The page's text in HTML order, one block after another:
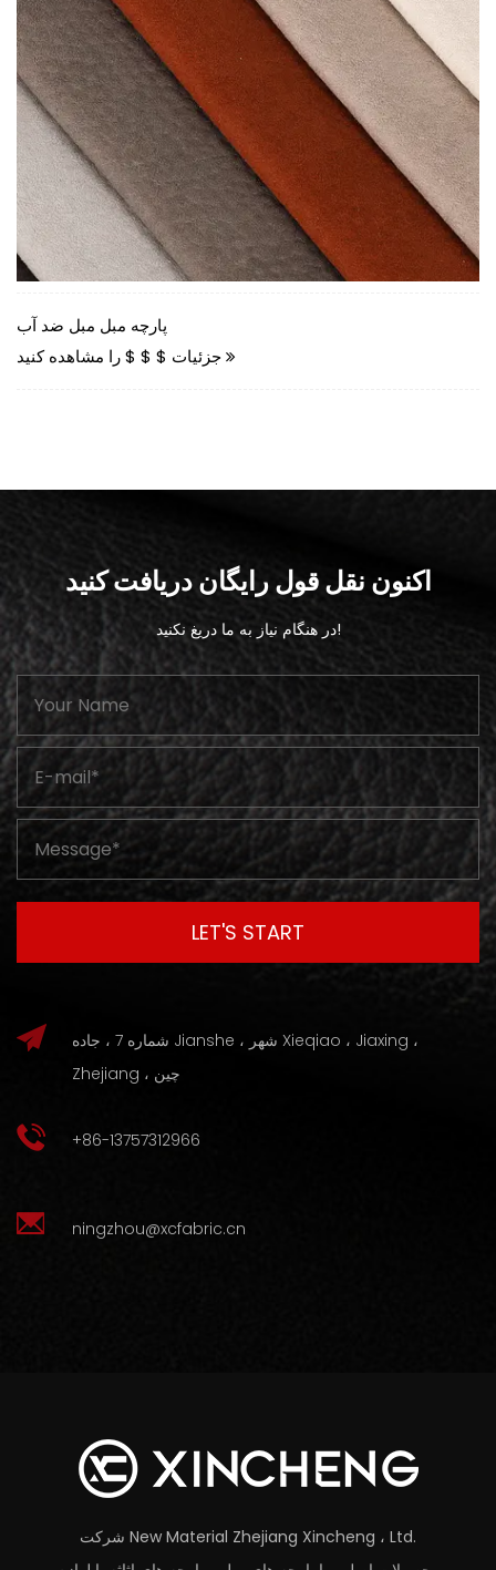
فرسودگی پارچه مبل مخملی فوق العاده نرم
اکنون نقل قول رایگان دریافت کنید
در هنگام نیاز به ما دریغ نکنید!
شماره 7 ، جاده Jianshe ، شهر Xieqiao ، Jiaxing ،
Zhejiang ، چین
+86-13757312966
ningzhou@xcfabric.cn
شرکت New Material Zhejiang Xincheng ، Ltd.